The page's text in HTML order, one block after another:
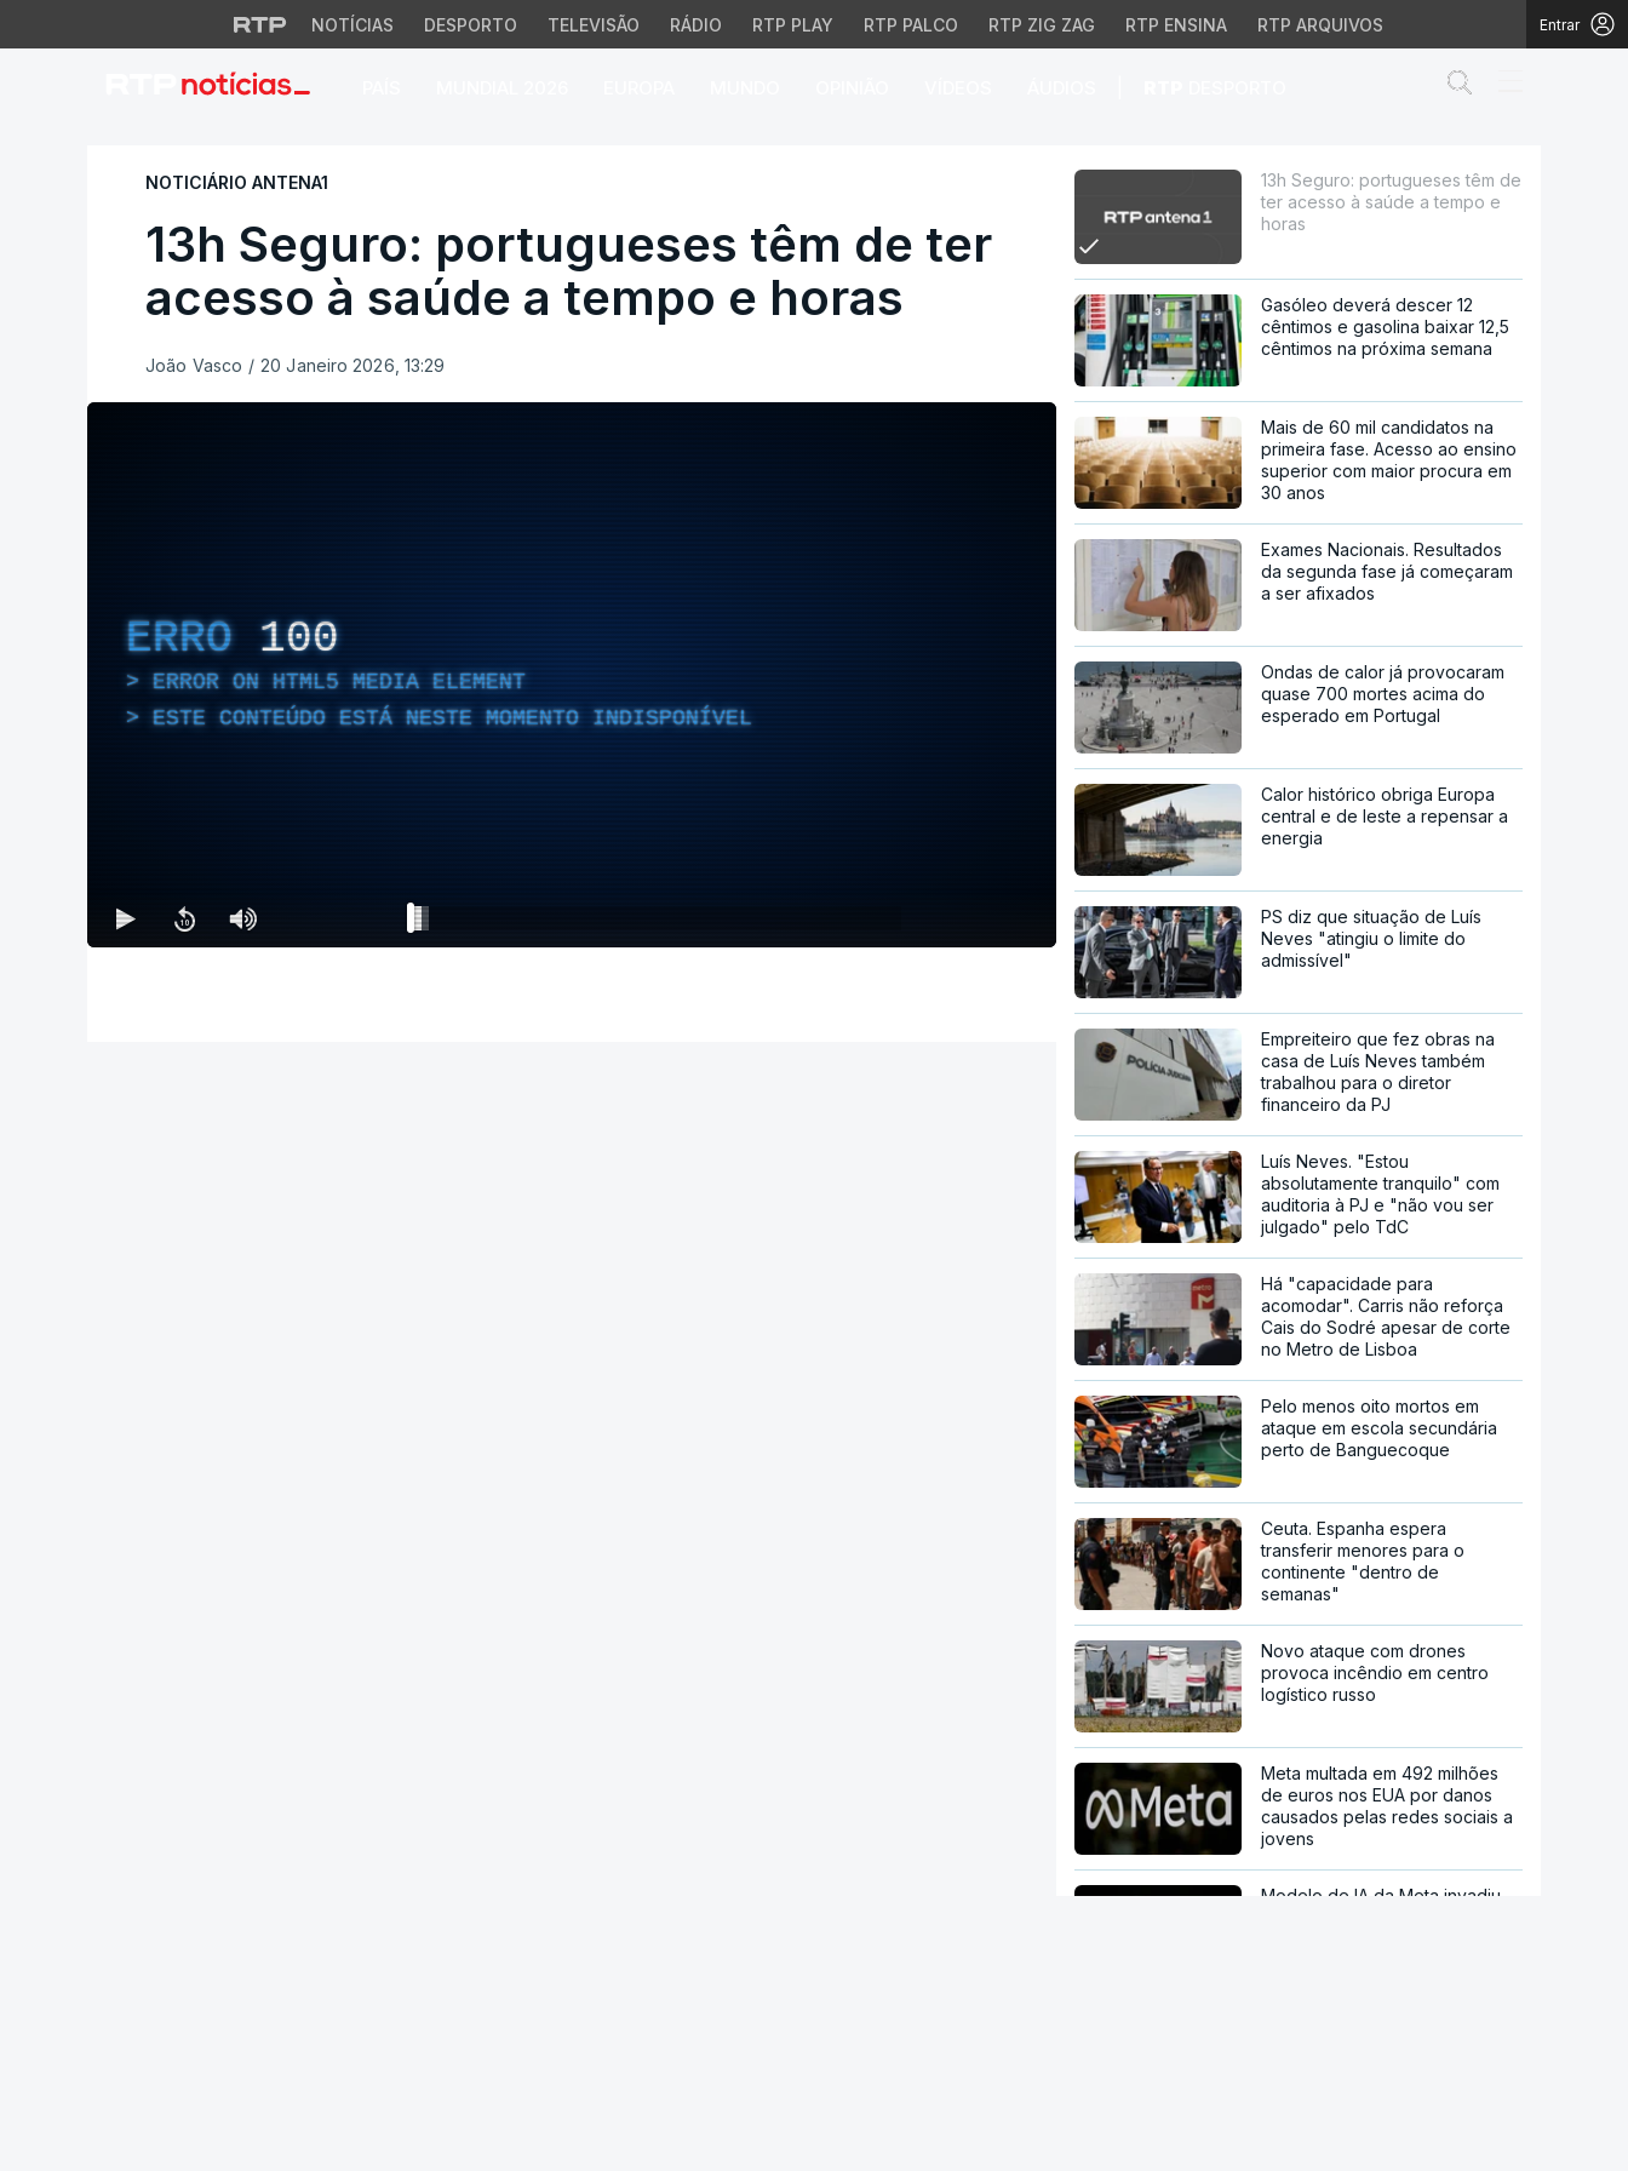
NOTÍCIAS DESPORTO TELEVISÃO RÁDIO RTP PLAY RTP PALCO RTP ZIG ZAG RTP ENSINA RTP ARQUIVOS Entrar
13h Seguro: portugueses têm de ter acesso à saúde a tempo e
NOTICIÁRIO ANTENA1
13h Seguro: portugueses têm de ter
acesso à saúde a tempo e horas
João Vasco / 20 Janeiro 2026, 13:29
ERRO 100
ERROR ON HTML5 MEDIA ELEMENT
ESTE CONTEÚDO ESTÁ NESTE MOMENTO INDISPONÍVEL
13h Seguro: portugueses têm de
ter acesso à saúde a tempo e
horas
Gasóleo deverá descer 12
cêntimos e gasolina baixar 12,5
cêntimos na próxima semana
Mais de 60 mil candidatos na
primeira fase. Acesso ao ensino
superior com maior procura em
30 anos
Exames Nacionais. Resultados
da segunda fase já começaram
a ser afixados
Ondas de calor já provocaram
quase 700 mortes acima do
esperado em Portugal
Calor histórico obriga Europa
central e de leste a repensar a
energia
PS diz que situação de Luís
Neves "atingiu o limite do
admissível"
Empreiteiro que fez obras na
casa de Luís Neves também
trabalhou para o diretor
financeiro da PJ
Luís Neves. "Estou
absolutamente tranquilo" com
auditoria à PJ e "não vou ser
julgado" pelo TdC
Há "capacidade para
acomodar". Carris não reforça
Cais do Sodré apesar de corte
no Metro de Lisboa
Pelo menos oito mortos em
ataque em escola secundária
perto de Banguecoque
Ceuta. Espanha espera
transferir menores para o
continente "dentro de
semanas"
Novo ataque com drones
provoca incêndio em centro
logístico russo
Meta multada em 492 milhões
de euros nos EUA por danos
causados pelas redes sociais a
jovens
Modelo de IA da Meta invadiu